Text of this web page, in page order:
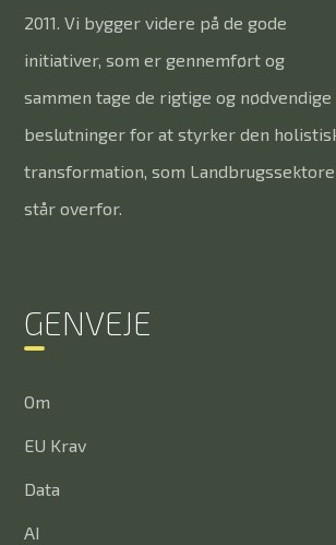
2011. Vi bygger videre på de gode
initiativer, som er gennemført og
sammen tage de rigtige og nødvendige
beslutninger for at styrker den
transformation, som
står overfor.
GENVEJE
Om
EU Krav
Data
AI